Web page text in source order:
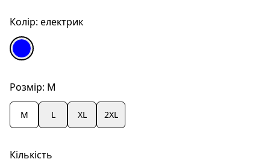
Колір: електрик
Розмір: M
M L XL 2XL
Кількість